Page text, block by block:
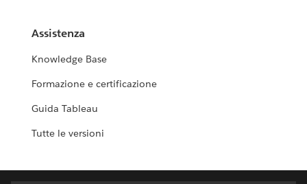
Assistenza
Knowledge Base
Formazione e certificazione
Guida Tableau
Tutte le versioni